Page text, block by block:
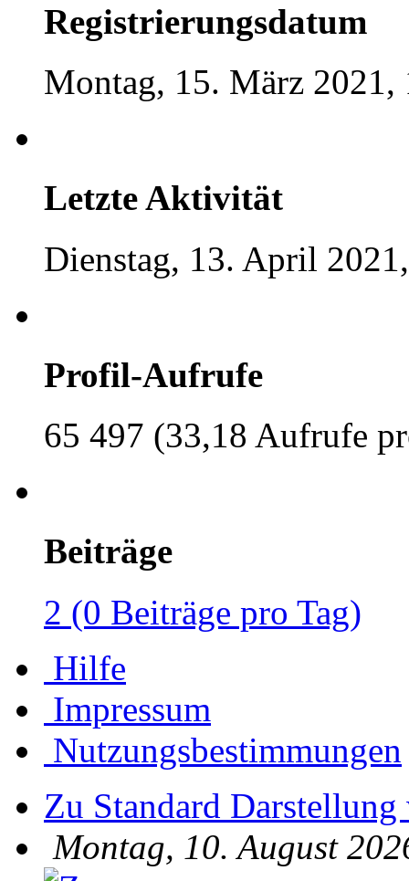
Registrierungsdatum
Montag, 15. März 2021,
Letzte Aktivität
Dienstag, 13. April
Profil-Aufrufe
65 497 (33,18 Aufrufe
Beiträge
2 (0 Beiträge pro Tag)
Hilfe
Impressum
Nutzungsbestimmungen
Zu Standard Darstellung
Montag, 10. August